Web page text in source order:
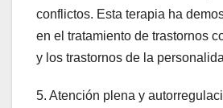
conflictos. Esta terapia ha
en el tratamiento de trastornos
y los trastornos de la
5. Atención plena y